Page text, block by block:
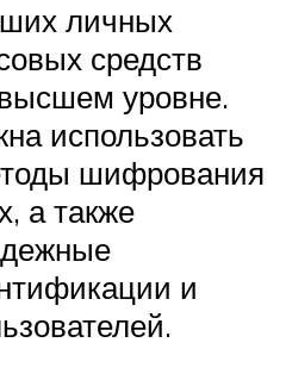
личных
средств
уровне.
использовать
шифрования
а также
и